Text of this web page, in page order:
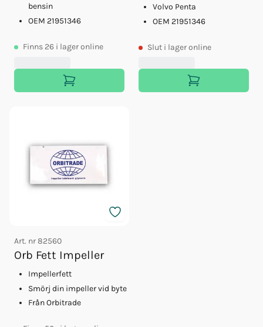
bensin
OEM 21951346
Finns 26 i lager online
Volvo Penta
OEM 21951346
Slut i lager online
Art. nr82560
Orb Fett Impeller
Impellerfett
Smörj din impeller vid byte
Från Orbitrade